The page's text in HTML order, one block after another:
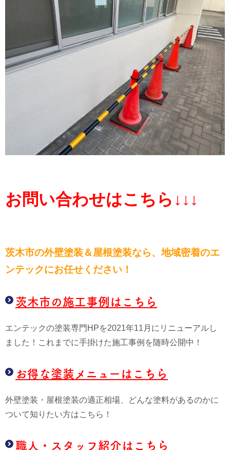
お問い合わせはこちら↓↓↓
茨木市の外壁塗装＆屋根塗装なら、地域密着のエ
ンテックにお任せください！
茨木市の施工事例はこちら
エンテックの塗装専門HPを2021年11月にリニューアルし
ました！これまでに手掛けた施工事例を随時公開中！
お得な塗装メニューはこちら
外壁塗装・屋根塗装の適正相場、どんな塗料があるのかに
ついて知りたい方はこちら！
職人・スタッフ紹介はこちら